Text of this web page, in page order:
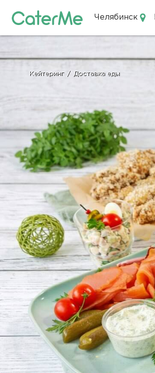
Челябинск
Строка
Кейтеринг / Доставка еды